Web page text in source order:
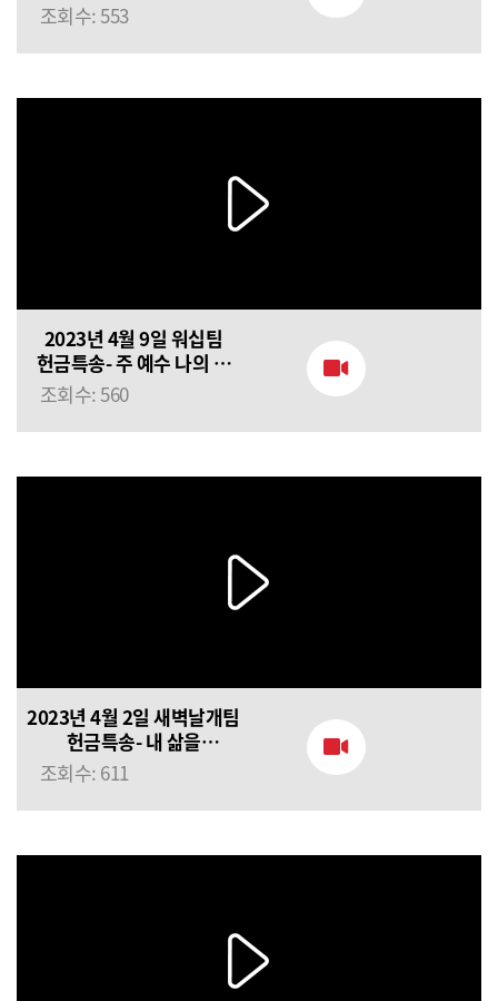
조회수: 553
2023년 4월 9일 워십팀
헌금특송- 주 예수 나의 산
소망
조회수: 560
2023년 4월 2일 새벽날개팀
헌금특송- 내 삶을
깨뜨립니다
조회수: 611